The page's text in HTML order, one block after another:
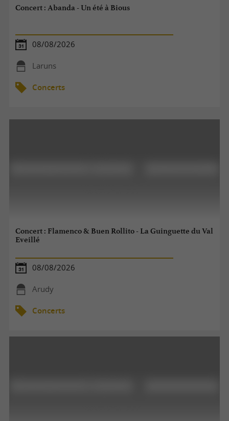
Concert : Abanda - Un été à Bious
08/08/2026
Laruns
Concerts
Concert : Flamenco & Buen Rollito - La Guinguette du Val
Eveillé
08/08/2026
Arudy
Concerts